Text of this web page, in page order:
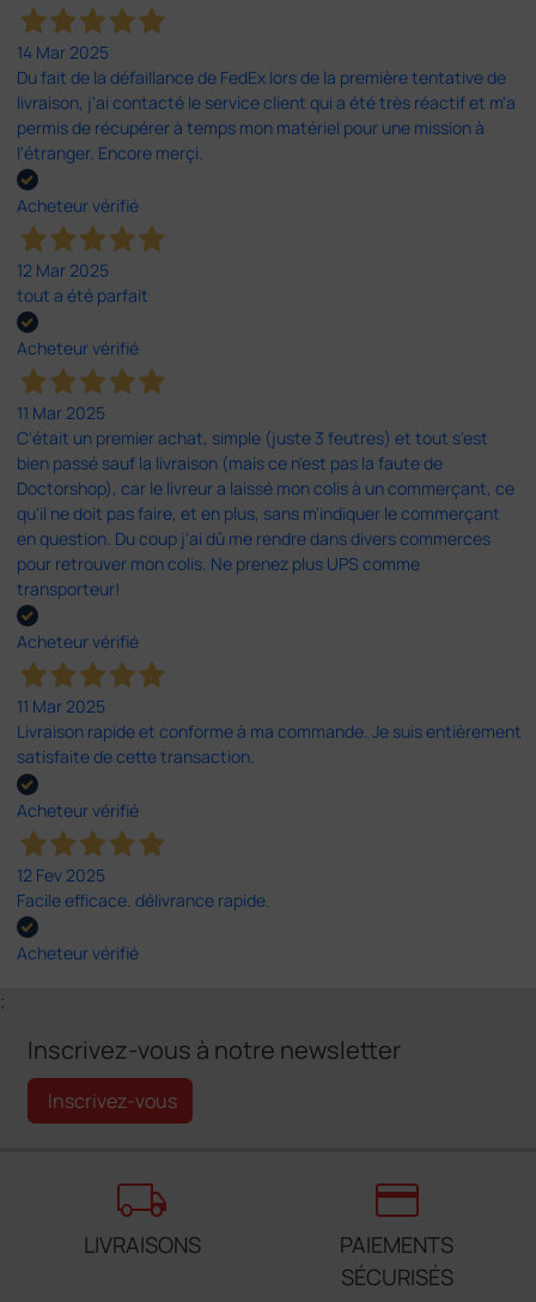
14 Mar 2025
Du fait de la défaillance de FedEx lors de la première tentative de
livraison, j'ai contacté le service client qui a été très réactif et m'a
permis de récupérer à temps mon matériel pour une mission à
l'étranger. Encore merçi.
Acheteur vérifié
12 Mar 2025
tout a été parfait
Acheteur vérifié
11 Mar 2025
C'était un premier achat, simple (juste 3 feutres) et tout s'est
bien passé sauf la livraison (mais ce n'est pas la faute de
Doctorshop), car le livreur a laissé mon colis à un commerçant, ce
qu'il ne doit pas faire, et en plus, sans m'indiquer le commerçant
en question. Du coup j'ai dû me rendre dans divers commerces
pour retrouver mon colis. Ne prenez plus UPS comme
transporteur!
Acheteur vérifié
11 Mar 2025
Livraison rapide et conforme à ma commande. Je suis entièrement
satisfaite de cette transaction.
Acheteur vérifié
12 Fev 2025
Facile efficace. délivrance rapide.
Acheteur vérifié
;
Inscrivez-vous à notre newsletter
Inscrivez-vous
local_shipping
LIVRAISONS
credit_card
PAIEMENTS
SÉCURISÉS